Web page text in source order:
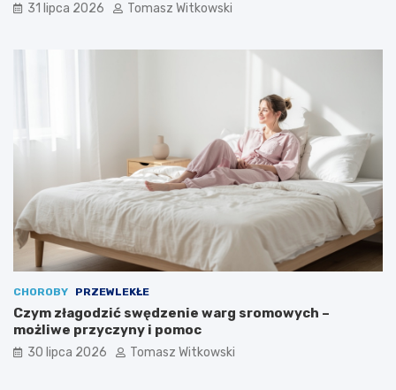
31 lipca 2026 Tomasz Witkowski
CHOROBY PRZEWLEKŁE
Czym złagodzić swędzenie warg sromowych –
możliwe przyczyny i pomoc
30 lipca 2026 Tomasz Witkowski